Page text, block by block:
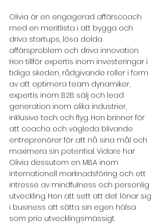
Olivia är en engagerad affärscoach
med en meritlista i att bygga och
driva startups, lösa dolda
affärsproblem och driva innovation.
Hon tillför expertis inom investeringar i
tidiga skeden, rådgivande roller i form
av att optimera team dynamiker,
expertis inom B2B sälj och lead
generation inom olika industrier,
inklusive tech och flyg. Hon brinner för
att coacha och vägleda blivande
entreprenörer för att nå sina mål och
maximera sin potential. Vidare har
Olivia dessutom en MBA inom
internationell marknadsföring och ett
intresse av mindfulness och personlig
utveckling. Hon att sett att det lönar sig
i business att sätta sin egen hälsa
som prio utvecklingsmässigt.